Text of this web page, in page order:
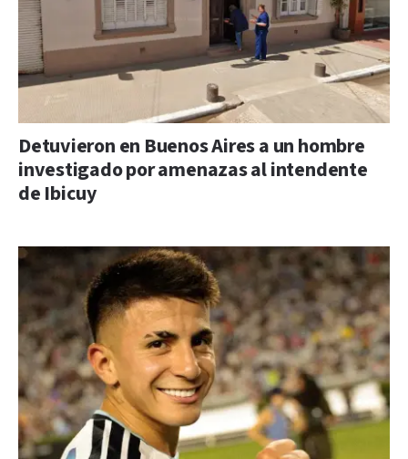
Detuvieron en Buenos Aires a un hombre
investigado por amenazas al intendente
de Ibicuy